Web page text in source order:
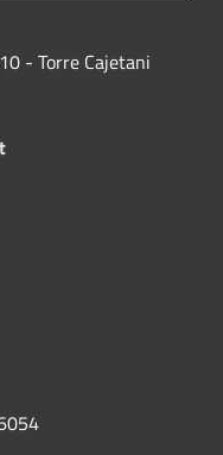
- Torre Cajetani